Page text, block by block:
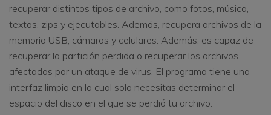
recuperar distintos tipos de archivo, como fotos, música,
textos, zips y ejecutables. Además, recupera archivos de la
memoria USB, cámaras y celulares. Además, es capaz de
recuperar la partición perdida o recuperar los archivos
afectados por un ataque de virus. El programa tiene una
interfaz limpia en la cual solo necesitas determinar el
espacio del disco en el que se perdió tu archivo.